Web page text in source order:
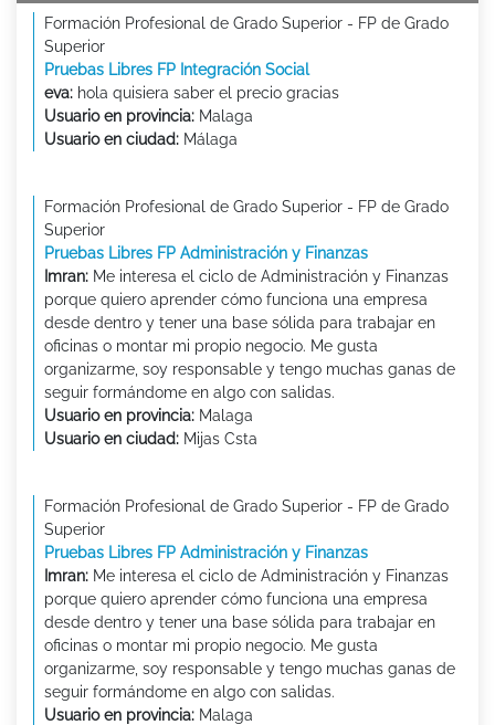
Formación Profesional de Grado Superior - FP de Grado
Superior
Pruebas Libres FP Integración Social
eva: hola quisiera saber el precio gracias
Usuario en provincia: Malaga
Usuario en ciudad: Málaga
Formación Profesional de Grado Superior - FP de Grado
Superior
Pruebas Libres FP Administración y Finanzas
Imran: Me interesa el ciclo de Administración y Finanzas
porque quiero aprender cómo funciona una empresa
desde dentro y tener una base sólida para trabajar en
oficinas o montar mi propio negocio. Me gusta
organizarme, soy responsable y tengo muchas ganas de
seguir formándome en algo con salidas.
Usuario en provincia: Malaga
Usuario en ciudad: Mijas Csta
Formación Profesional de Grado Superior - FP de Grado
Superior
Pruebas Libres FP Administración y Finanzas
Imran: Me interesa el ciclo de Administración y Finanzas
porque quiero aprender cómo funciona una empresa
desde dentro y tener una base sólida para trabajar en
oficinas o montar mi propio negocio. Me gusta
organizarme, soy responsable y tengo muchas ganas de
seguir formándome en algo con salidas.
Usuario en provincia: Malaga